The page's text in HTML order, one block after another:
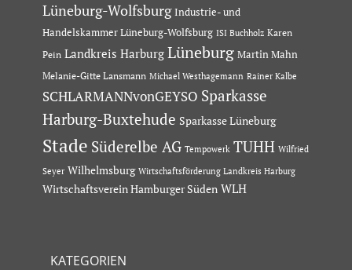
Lüneburg-Wolfsburg Industrie- und
Handelskammer Lüneburg-Wolfsburg ISI Buchholz Karen
Pein Landkreis Harburg Lüneburg Martin Mahn
Melanie-Gitte Lansmann Michael Westhagemann Rainer Kalbe
SCHLARMANNvonGEYSO Sparkasse
Harburg-Buxtehude Sparkasse Lüneburg
Stade Süderelbe AG Tempowerk TUHH Wilfried
Seyer Wilhelmsburg Wirtschaftsförderung Landkreis Harburg
Wirtschaftsverein Hamburger Süden WLH
KATEGORIEN